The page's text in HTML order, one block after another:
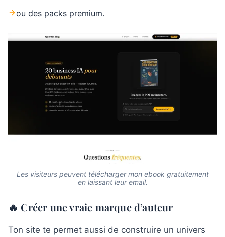
ou des packs premium.
Les visiteurs peuvent télécharger mon ebook gratuitement
en laissant leur email.
🔥 Créer une vraie marque d’auteur
Ton site te permet aussi de construire un univers